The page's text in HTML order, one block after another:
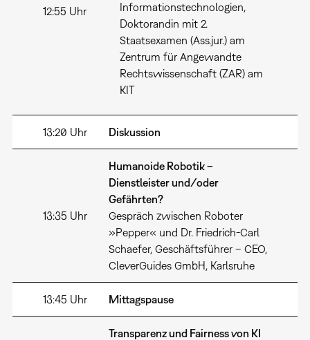
12:55 Uhr
Informationstechnologien,
Doktorandin mit 2.
Staatsexamen (Ass.jur.) am
Zentrum für Angewandte
Rechtswissenschaft (ZAR) am
KIT
13:20 Uhr Diskussion
13:35 Uhr
Humanoide Robotik –
Dienstleister und/oder
Gefährten?
Gespräch zwischen Roboter
»Pepper« und Dr. Friedrich-Carl
Schaefer, Geschäftsführer – CEO,
CleverGuides GmbH, Karlsruhe
13:45 Uhr Mittagspause
Transparenz und Fairness von KI